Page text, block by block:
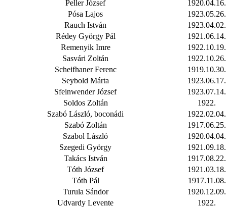
Peller József
1920.04.16.
Pósa Lajos
1923.05.26.
Rauch István
1923.04.02.
Rédey György Pál
1921.06.14.
Remenyik Imre
1922.10.19.
Sasvári Zoltán
1922.10.26.
Scheifhaner Ferenc
1919.10.30.
Seybold Márta
1923.06.17.
Sfeinwender József
1923.07.14.
Soldos Zoltán
1922.
Szabó László, boconádi
1922.02.04.
Szabó Zoltán
1917.06.25.
Szabol László
1920.04.04.
Szegedi György
1921.09.18.
Takács István
1917.08.22.
Tóth József
1921.03.18.
Tóth Pál
1917.11.08.
Turula Sándor
1920.12.09.
Udvardy Levente
1922.